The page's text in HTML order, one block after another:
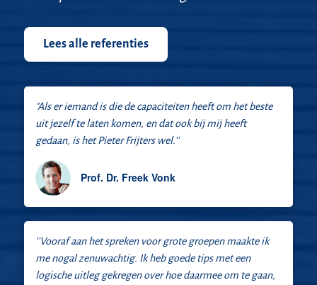
Lees alle referenties
"Als er iemand is die de capaciteiten heeft om het beste
uit jezelf te laten komen, en dat ook bij mij heeft
gedaan, is het Pieter Frijters wel.''
Prof. Dr. Freek Vonk
''Vooraf aan het spreken voor grote groepen maakte ik
me nogal zenuwachtig. Ik heb goede tips met een
logische uitleg gekregen over hoe daarmee om te gaan,